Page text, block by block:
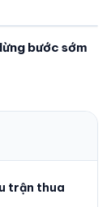
bước sớm
trận thua